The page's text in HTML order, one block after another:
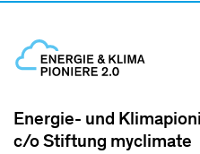
Energie- und
c/o Stiftung myclimate